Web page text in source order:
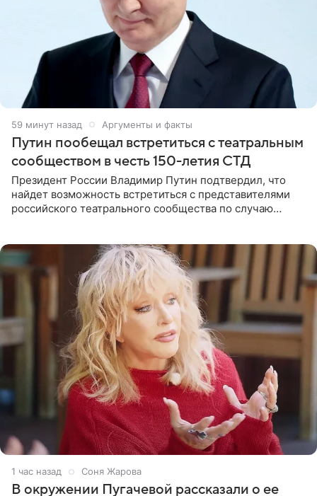
1 час назад Аргументы и факты
Путин пообещал встретиться с театральным
сообществом в честь 150-летия СТД
Президент России Владимир Путин подтвердил, что
найдет возможность встретиться с представителями
российского театрального сообщества по случаю
1 час назад Соня Жарова
В окружении Пугачевой рассказали о ее